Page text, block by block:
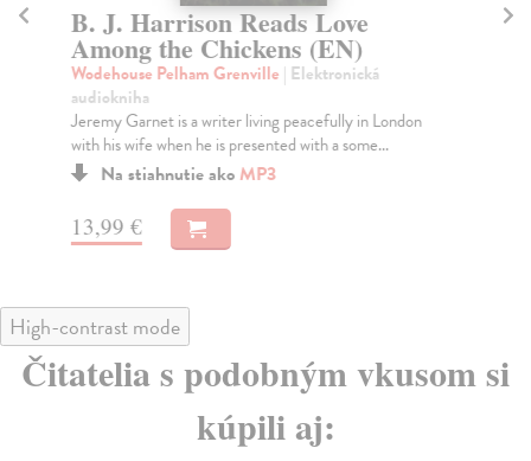
B. J. Harrison Reads Love
Among the Chickens (EN)
Wodehouse Pelham Grenville | Elektronická
audiokniha
Jeremy Garnet is a writer living peacefully in London
with his wife when he is presented with a some...
Na stiahnutie akoMP3
13,99 €
High-contrast mode
Čitatelia s podobným vkusom si
kúpili aj: